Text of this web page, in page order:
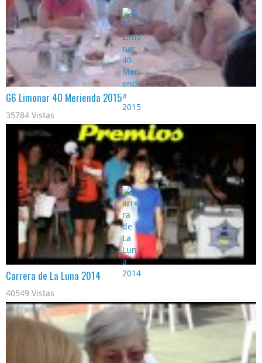
G6 Limonar 40 Merienda 2015
35784 Vistas
Carrera de La Luna 2014
40549 Vistas